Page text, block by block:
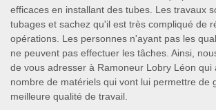
efficaces en installant des tubes. Les travaux
tubages et sachez qu'il est très compliqué de
opérations. Les personnes n'ayant pas les
ne peuvent pas effectuer les tâches. Ainsi,
de vous adresser à Ramoneur Lobry Léon qui
nombre de matériels qui vont lui permettre de
meilleure qualité de travail.